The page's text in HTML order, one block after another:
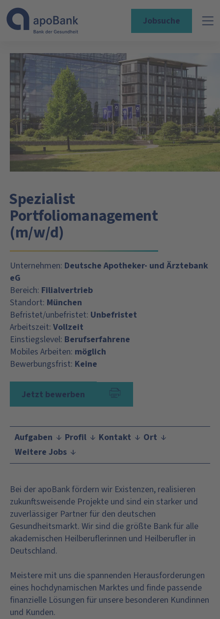
Jobsuche
Spezialist
Portfoliomanagement
(m/w/d)
Unternehmen: Deutsche Apotheker- und Ärztebank
eG
Bereich: Filialvertrieb
Standort: München
Befristet/unbefristet: Unbefristet
Arbeitszeit: Vollzeit
Einstiegslevel: Berufserfahrene
Mobiles Arbeiten: möglich
Bewerbungsfrist: Keine
Jetzt bewerben
Aufgaben Profil Kontakt
Ort
Weitere Jobs
Bei der apoBank fördern wir Existenzen, realisieren
zukunftsweisende Projekte und sind ein starker und
zuverlässiger Partner für den deutschen
Gesundheitsmarkt. Wir sind die größte Bank für alle
akademischen Heilberuflerinnen und Heilberufler in
Deutschland.
Meistere mit uns die spannenden Herausforderungen
eines hochdynamischen Marktes und finde passende
finanzielle Lösungen für unsere besonderen Kundinnen
und Kunden.